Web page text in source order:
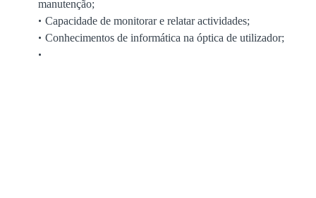
manutenção;
Capacidade de monitorar e relatar actividades;
Conhecimentos de informática na óptica de utilizador;